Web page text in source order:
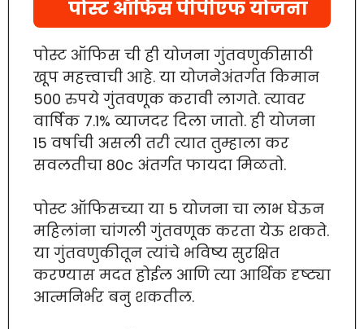
पोस्ट ऑफिस पीपीएफ योजना
पोस्ट ऑफिस ची ही योजना गुंतवणुकीसाठी
खूप महत्त्वाची आहे. या योजनेअंतर्गत किमान
500 रुपये गुंतवणूक करावी लागते. त्यावर
वार्षिक 7.1% व्याजदर दिला जातो. ही योजना
15 वर्षाची असली तरी त्यात तुम्हाला कर
सवलतीचा 80c अंतर्गत फायदा मिळतो.
पोस्ट ऑफिसच्या या 5 योजना चा लाभ घेऊन
महिलांना चांगली गुंतवणूक करता येऊ शकते.
या गुंतवणुकीतून त्यांचे भविष्य सुरक्षित
करण्यास मदत होईल आणि त्या आर्थिक दृष्ट्या
आत्मनिर्भर बनु शकतील.